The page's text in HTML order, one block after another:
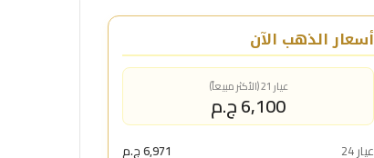
أسعار الذهب الآن
عيار 21 (الأكثر مبيعاً)
6,100 ج.م
عيار 24
6,971 ج.م